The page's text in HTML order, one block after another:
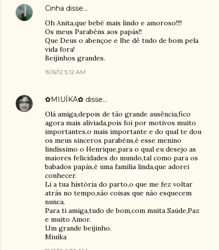
Cinha disse…
Oh Anita,que bebé mais lindo e amoroso!!!!
Os meus Parabéns aos papás!!
Que Deus o abençoe e lhe dê tudo de bom pela
vida fora!
Beijinhos grandes.
19/6/12 5:12 AM
✿MIUÍKA✿ disse…
Olá amiga,depois de tão grande ausência,fico
agora mais aliviada,pois foi por motivos muito
importantes,o mais importante e do qual te dou
os meus sinceros parabéns,é esse menino
lindíssimo o Henrique,para o qual eu desejo as
maiores felicidades do mundo,tal como para os
babados papás,é uma família linda,que adorei
conhecer.
Li a tua história do parto,o que me fez voltar
atrás no tempo,são coisas que não esquecem
nunca.
Para ti amiga,tudo de bom,com muita Saúde,Paz
e muito Amor.
Um grande beijinho.
Miuíka